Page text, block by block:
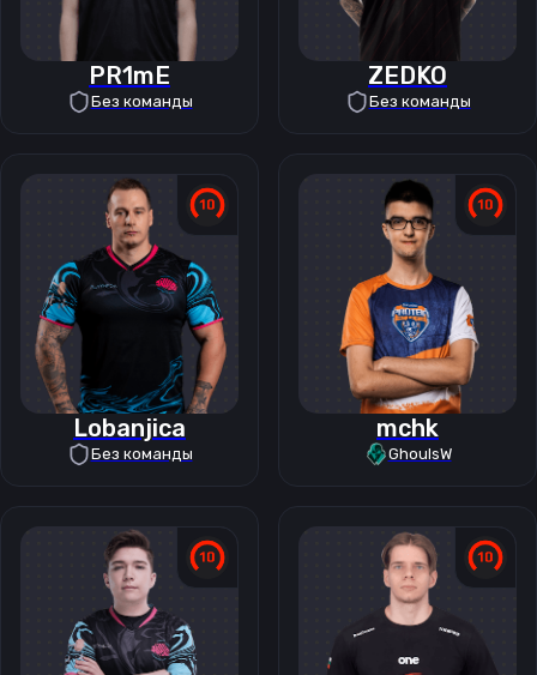
PR1mE
Без команды
ZEDKO
Без команды
Lobanjica
Без команды
mchk
GhoulsW